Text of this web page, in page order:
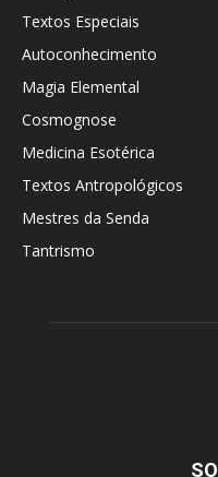
Textos Especiais
Autoconhecimento
Magia Elemental
Cosmognose
Medicina Esotérica
Textos Antropológicos
Mestres da Senda
Tantrismo